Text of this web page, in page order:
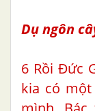
Dụ ngôn
6 Rồi Đức
kia có